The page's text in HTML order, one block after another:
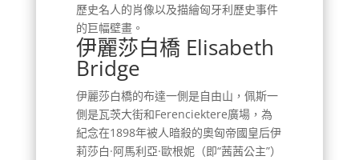
歷史名人的肖像以及描繪匈牙利歷史事件
的巨幅壁畫。
伊麗莎白橋 Elisabeth
Bridge
伊麗莎白橋的布達一側是自由山，佩斯一
側是瓦茨大街和Ferenciektere廣場，為
紀念在1898年被人暗殺的奧匈帝國皇后伊
莉莎白·阿馬利亞·歐根妮（即“茜茜公主”）